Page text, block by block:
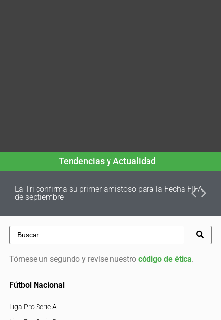
Tendencias y Actualidad
La Tri confirma su primer amistoso para la Fecha FIFA
de septiembre
Tómese un segundo y revise nuestro código de ética.
Fútbol Nacional
Liga Pro Serie A